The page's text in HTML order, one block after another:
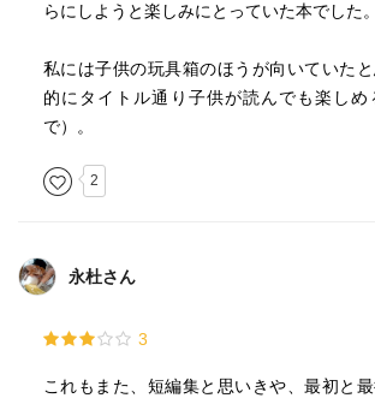
らにしようと楽しみにとっていた本でした。
私には子供の玩具箱のほうが向いていた
的にタイトル通り子供が読んでも楽しめ
で）。
2
永杜さん
3
これもまた、短編集と思いきや、最初と